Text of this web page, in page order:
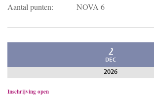
Aantal punten:
NOVA 6
2
DEC
2026
Inschrijving open